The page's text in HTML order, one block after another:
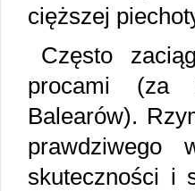
cięższej
Często
procami (za
Balearów).
skuteczności i